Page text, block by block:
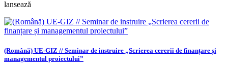
lansează
(Română) UE-GIZ // Seminar de instruire „Scrierea cererii de finanțare și
managementul proiectului”